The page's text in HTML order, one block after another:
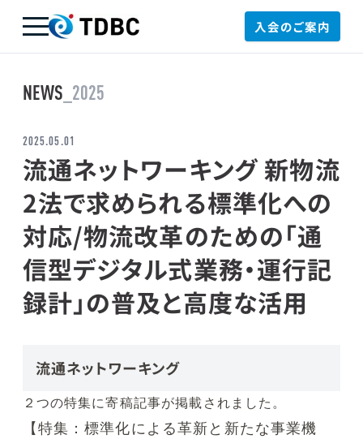
TDBC 入会のご案内
NEWS _2025
2025.05.01
流通ネットワーキング 新物流
2法で求められる標準化への
対応/物流改革のための「通
信型デジタル式業務・運行記
録計」の普及と高度な活用
流通ネットワーキング
２つの特集に寄稿記事が掲載されました。
【特集：標準化による革新と新たな事業機